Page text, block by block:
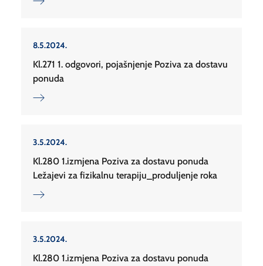
8.5.2024.
Kl.271 1. odgovori, pojašnjenje Poziva za dostavu
ponuda
3.5.2024.
Kl.280 1.izmjena Poziva za dostavu ponuda
Ležajevi za fizikalnu terapiju_produljenje roka
3.5.2024.
Kl.280 1.izmjena Poziva za dostavu ponuda